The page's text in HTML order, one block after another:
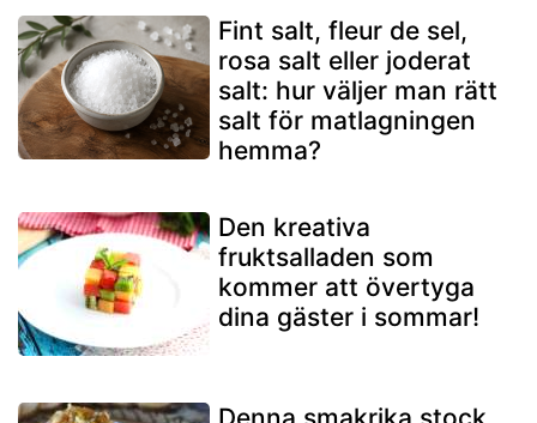
Fint salt, fleur de sel,
rosa salt eller joderat
salt: hur väljer man rätt
salt för matlagningen
hemma?
Den kreativa
fruktsalladen som
kommer att övertyga
dina gäster i sommar!